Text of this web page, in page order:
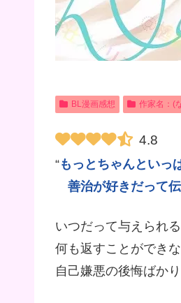
BL漫画感想 作家名：(
4.8
“もっとちゃんといっ
善治が好きだって
いつだって与えられ
何も返すことができな
自己嫌悪の後悔ばかり